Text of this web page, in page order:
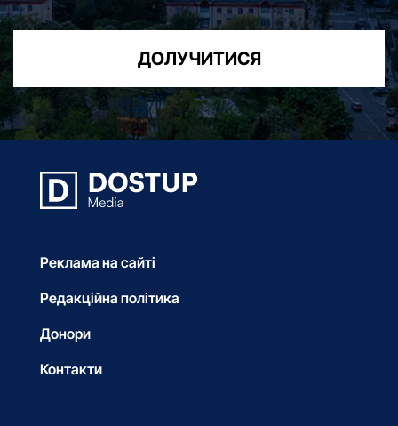
ДОЛУЧИТИСЯ
Реклама на сайті
Редакційна політика
Донори
Контакти